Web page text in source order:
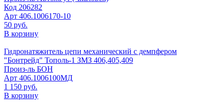
Код 206282
Арт 406.1006170-10
50 руб.
В корзину
Гидронатяжитель цепи механический с демпфером
"Бонтрейд" Тополь-1 ЗМЗ 406,405,409
Произ-ль БОН
Арт 406.1006100МД
1 150 руб.
В корзину